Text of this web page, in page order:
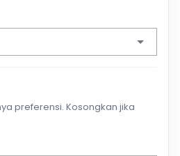
preferensi. Kosongkan jika